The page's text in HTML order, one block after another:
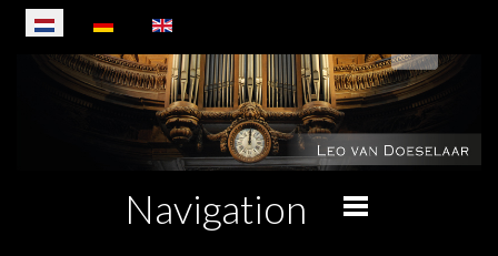
Selecteer de taal
Navigation